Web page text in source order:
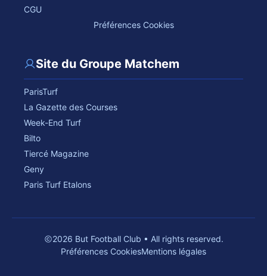
CGU
Préférences Cookies
Site du Groupe Matchem
ParisTurf
La Gazette des Courses
Week-End Turf
Bilto
Tiercé Magazine
Geny
Paris Turf Etalons
2026 But Football Club • All rights reserved.
Préférences CookiesMentions légales